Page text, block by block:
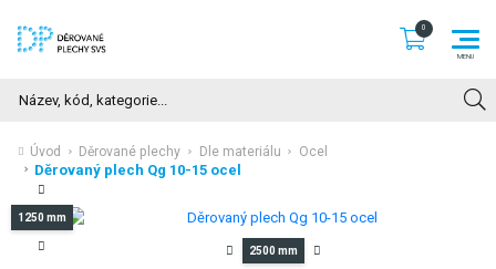
Úvod Děrované plechy Dle materiálu Ocel
Děrovaný plech Qg 10-15 ocel
1250 mm
2500 mm